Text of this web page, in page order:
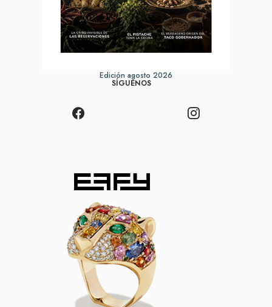
Edición agosto 2026
SÍGUENOS